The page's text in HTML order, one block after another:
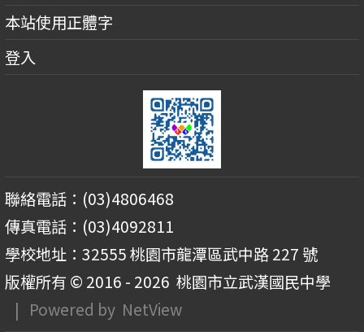
本站使用正體字
登入
聯絡電話：(03)4806468
傳真電話：(03)4092811
學校地址：32555 桃園市龍潭區武中路 227 號
版權所有 © 2016 - 2026 桃園市立武漢國民中學
| Powered by NetView